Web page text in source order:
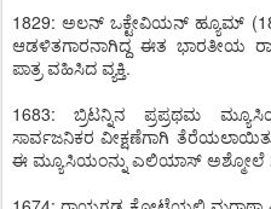
1829: ಅಲನ್ ಒಕ್ಟೇವಿಯನ್ ಹ್ಯೂಮ್
ಆಡಳಿತಗಾರನಾಗಿದ್ದ ಈತ ಭಾರತೀಯ
ಪಾತ್ರ ವಹಿಸಿದ ವ್ಯಕ್ತಿ.
1683: ಬ್ರಿಟನ್ನಿನ ಪ್ರಪ್ರಥಮ
ಸಾರ್ವಜನಿಕರ ವೀಕ್ಷಣೆಗಾಗಿ
ಈ ಮ್ಯೂಸಿಯಂನ್ನು ಎಲಿಯಾಸ್ ಅಶ್ಮೋಲೆ